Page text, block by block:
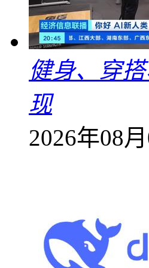
健身、穿
现
2026年08